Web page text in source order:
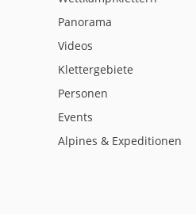
Panorama
Videos
Klettergebiete
Personen
Events
Alpines & Expeditionen